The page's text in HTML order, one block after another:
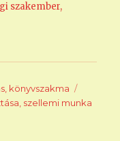
szakember,
, könyvszakma
, szellemi munka